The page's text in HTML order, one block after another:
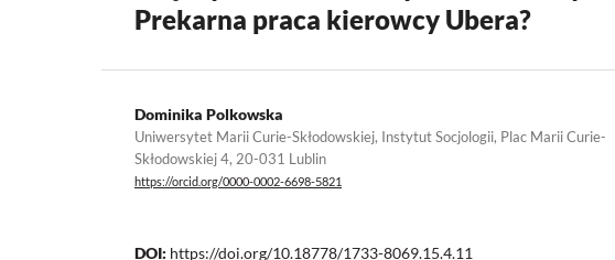
Prekarna praca kierowcy Ubera?
Dominika Polkowska
Uniwersytet Marii Curie-Skłodowskiej, Instytut Socjologii, Plac Marii Curie-
Skłodowskiej 4, 20-031 Lublin
https://orcid.org/0000-0002-6698-5821
DOI: https://doi.org/10.18778/1733-8069.15.4.11